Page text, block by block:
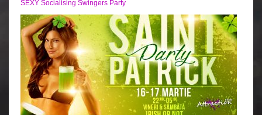
SEXY Socialising Swingers Party